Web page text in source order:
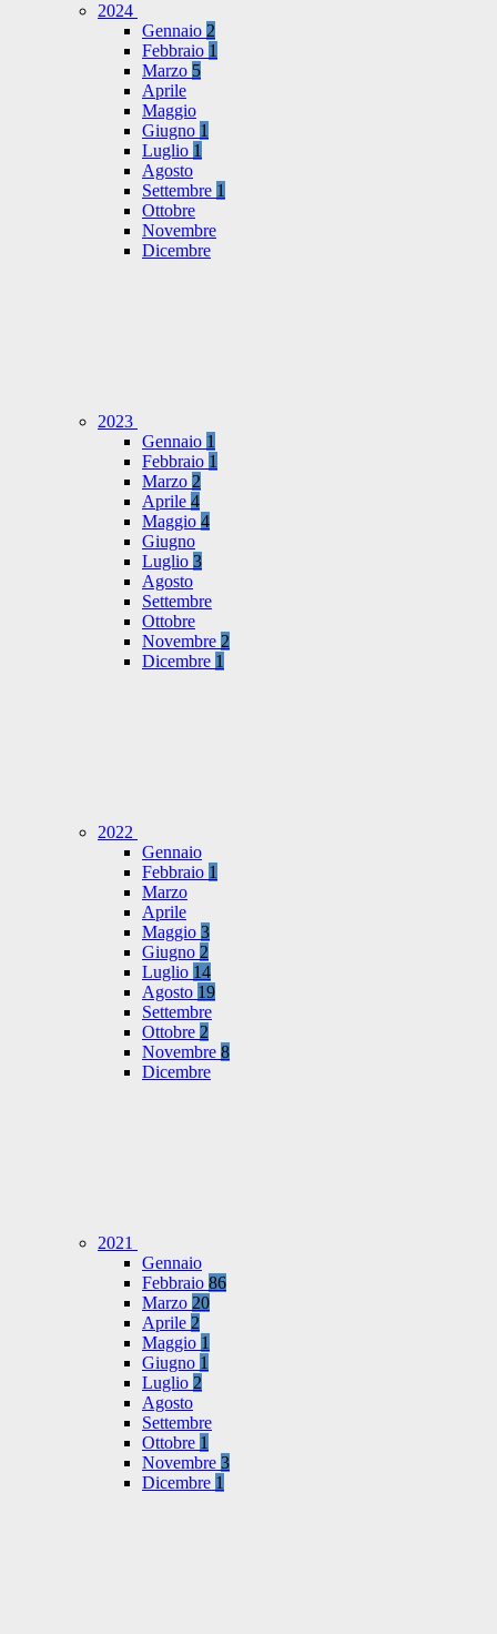
2024
Gennaio 2
Febbraio 1
Marzo 5
Aprile
Maggio
Giugno 1
Luglio 1
Agosto
Settembre 1
Ottobre
Novembre
Dicembre
2023
Gennaio 1
Febbraio 1
Marzo 2
Aprile 4
Maggio 4
Giugno
Luglio 3
Agosto
Settembre
Ottobre
Novembre 2
Dicembre 1
2022
Gennaio
Febbraio 1
Marzo
Aprile
Maggio 3
Giugno 2
Luglio 14
Agosto 19
Settembre
Ottobre 2
Novembre 8
Dicembre
2021
Gennaio
Febbraio 86
Marzo 20
Aprile 2
Maggio 1
Giugno 1
Luglio 2
Agosto
Settembre
Ottobre 1
Novembre 3
Dicembre 1